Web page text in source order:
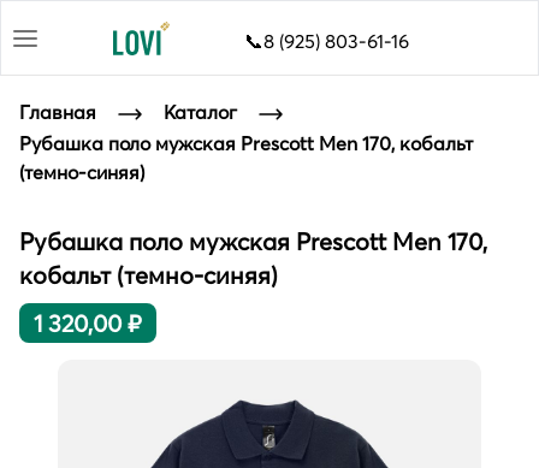
📞8 (925) 803-61-16
Главная
Каталог
Рубашка поло мужская Prescott Men 170, кобальт
(темно-синяя)
Рубашка поло мужская Prescott Men 170,
кобальт (темно-синяя)
1 320,00 ₽